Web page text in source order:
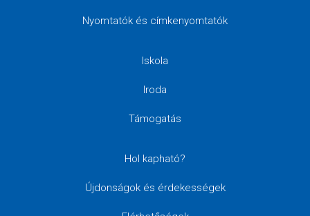
Nyomtatók és címkenyomtatók
Iskola
Iroda
Támogatás
Hol kapható?
Újdonságok és érdekességek